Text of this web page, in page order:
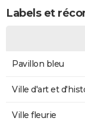
Labels et
Pavillon bleu
Ville d'art et
Ville fleurie